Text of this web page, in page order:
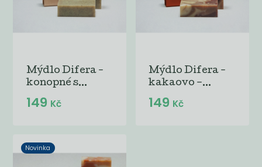
Mýdlo Difera -
konopné s...
149 Kč
Mýdlo Difera -
kakaovo –...
149 Kč
Novinka